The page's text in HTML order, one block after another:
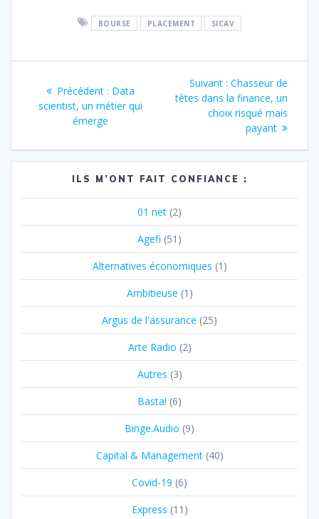
BOURSE PLACEMENT SICAV
Précédent : Article
précédent
Data
scientist, un métier qui
émerge
Suivant : Article
suivant
:
Chasseur de
têtes dans la finance, un
choix risqué mais
payant
ILS M’ONT FAIT CONFIANCE :
01 net (2)
Agefi (51)
Alternatives économiques (1)
Ambitieuse (1)
Argus de l'assurance (25)
Arte Radio (2)
Autres (3)
Basta! (6)
Binge.Audio (9)
Capital & Management(40)
Covid-19 (6)
Express (11)